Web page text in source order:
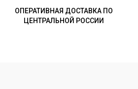
ОПЕРАТИВНАЯ ДОСТАВКА ПО
ЦЕНТРАЛЬНОЙ РОССИИ